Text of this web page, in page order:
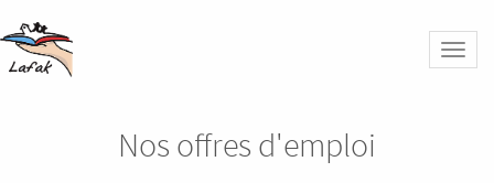
la
Nos offres d'emploi